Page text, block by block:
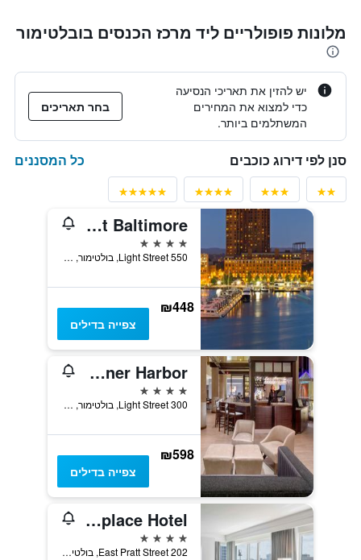
מלונות פופולריים ליד מרכז הכנסים בובלטימור
יש להזין את תאריכי הנסיעה
כדי למצוא את המחירים
המשתלמים ביותר.
בחר תאריכים
סנן לפי דירוג כוכבים כל המסננים
The Royal Sonesta Harbor Court Baltimore
4 כוכבים
550 Light Street, בולטימור, MD, ארצות הברית
₪448
צפייה בדילים
Hyatt Regency Baltimore Inner Harbor
4 כוכבים
300 Light Street, בולטימור, MD, ארצות הברית
₪598
צפייה בדילים
Renaissance Baltimore Harborplace Hotel
4 כוכבים
202 East Pratt Street, בולטימור, MD, ארצות הברית